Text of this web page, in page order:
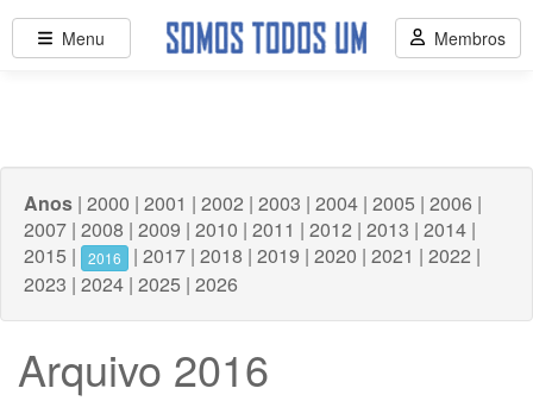
Anos | 2000 | 2001 | 2002 | 2003 | 2004 | 2005 | 2006 |
2007 | 2008 | 2009 | 2010 | 2011 | 2012 | 2013 | 2014 |
2015 | 2016 | 2017 | 2018 | 2019 | 2020 | 2021 | 2022 |
2023 | 2024 | 2025 | 2026
Arquivo 2016
Menu Membros